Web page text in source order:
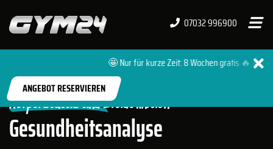
07032 996900
🤩 Nur für kurze Zeit: 8 Wochen gratis 🔥 + 0 €
ANGEBOT RESERVIEREN
GESUNDHEITSANALYSE
Gesundheitsanalyse
Körperstatus und Zieldefinition